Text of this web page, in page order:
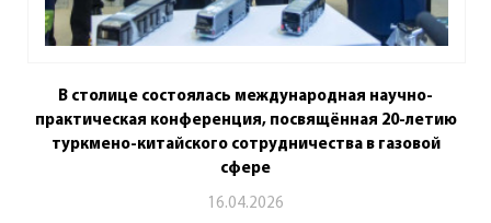
В столице состоялась международная научно-
практическая конференция, посвящённая 20-летию
туркмено-китайского сотрудничества в газовой
сфере
16.04.2026